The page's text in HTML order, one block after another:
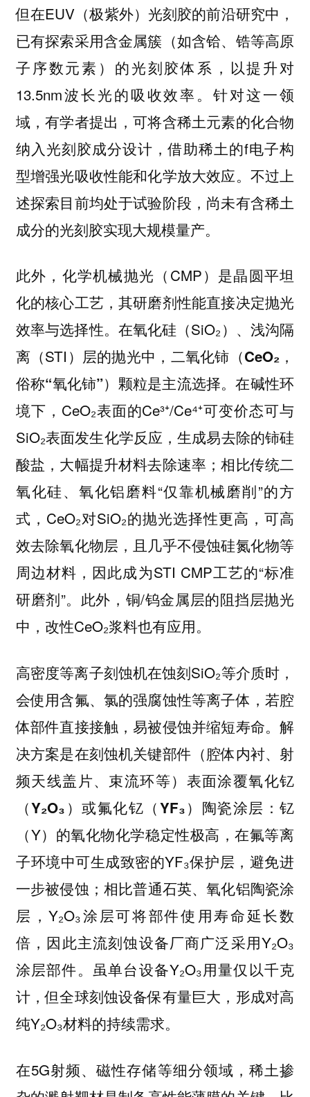
但在EUV（极紫外）光刻胶的前沿研究中，
已有探索采用含金属簇（如含铪、锆等高原
子序数元素）的光刻胶体系，以提升对
13.5nm波长光的吸收效率。针对这一领
域，有学者提出，可将含稀土元素的化合物
纳入光刻胶成分设计，借助稀土的f电子构
型增强光吸收性能和化学放大效应。不过上
述探索目前均处于试验阶段，尚未有含稀土
成分的光刻胶实现大规模量产。
此外，化学机械抛光（CMP）是晶圆平坦
化的核心工艺，其研磨剂性能直接决定抛光
效率与选择性。在氧化硅（SiO₂）、浅沟隔
离（STI）层的抛光中， 二氧化铈（CeO₂，
俗称“氧化铈”） 颗粒是主流选择。在碱性环
境下，CeO₂表面的Ce³⁺/Ce⁴⁺可变价态可与
SiO₂表面发生化学反应，生成易去除的铈硅
酸盐，大幅提升材料去除速率；相比传统二
氧化硅、氧化铝磨料“仅靠机械磨削”的方
式，CeO₂对SiO₂的抛光选择性更高，可高
效去除氧化物层，且几乎不侵蚀硅氮化物等
周边材料，因此成为STI CMP工艺的“标准
研磨剂”。此外，铜/钨金属层的阻挡层抛光
中，改性CeO₂浆料也有应用。
高密度等离子刻蚀机在蚀刻SiO₂等介质时，
会使用含氟、氯的强腐蚀性等离子体，若腔
体部件直接接触，易被侵蚀并缩短寿命。解
决方案是在刻蚀机关键部件（腔体内衬、射
频天线盖片、束流环等）表面涂覆氧化钇
（Y₂O₃）或氟化钇（YF₃）陶瓷涂层 ：钇
（Y）的氧化物化学稳定性极高，在氟等离
子环境中可生成致密的YF₃保护层，避免进
一步被侵蚀；相比普通石英、氧化铝陶瓷涂
层，Y₂O₃涂层可将部件使用寿命延长数
倍，因此主流刻蚀设备厂商广泛采用Y₂O₃
涂层部件。虽单台设备Y₂O₃用量仅以千克
计，但全球刻蚀设备保有量巨大，形成对高
纯Y₂O₃材料的持续需求。
在5G射频、磁性存储等细分领域， 稀土掺